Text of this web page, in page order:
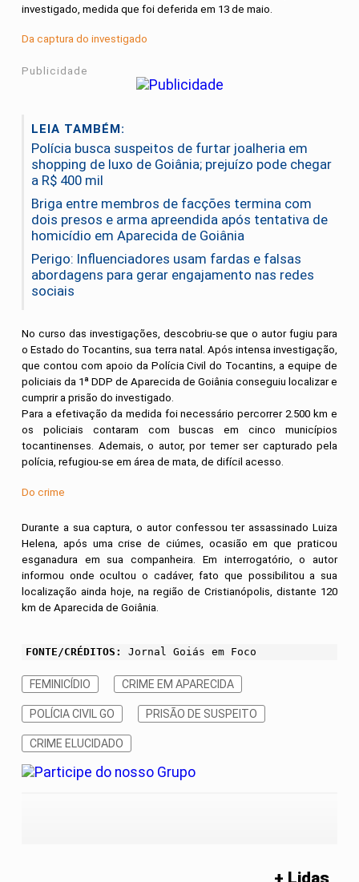
investigado, medida que foi deferida em 13 de maio.
Da captura do investigado
Publicidade
LEIA TAMBÉM:
Polícia busca suspeitos de furtar joalheria em
shopping de luxo de Goiânia; prejuízo pode chegar
a R$ 400 mil
Briga entre membros de facções termina com
dois presos e arma apreendida após tentativa de
homicídio em Aparecida de Goiânia
Perigo: Influenciadores usam fardas e falsas
abordagens para gerar engajamento nas redes
sociais
No curso das investigações, descobriu-se que o autor fugiu para
o Estado do Tocantins, sua terra natal. Após intensa investigação,
que contou com apoio da Polícia Civil do Tocantins, a equipe de
policiais da 1ª DDP de Aparecida de Goiânia conseguiu localizar e
cumprir a prisão do investigado.
Para a efetivação da medida foi necessário percorrer 2.500 km e
os policiais contaram com buscas em cinco municípios
tocantinenses. Ademais, o autor, por temer ser capturado pela
polícia, refugiou-se em área de mata, de difícil acesso.
Do crime
Durante a sua captura, o autor confessou ter assassinado Luiza
Helena, após uma crise de ciúmes, ocasião em que praticou
esganadura em sua companheira. Em interrogatório, o autor
informou onde ocultou o cadáver, fato que possibilitou a sua
localização ainda hoje, na região de Cristianópolis, distante 120
km de Aparecida de Goiânia.
FONTE/CRÉDITOS: Jornal Goiás em Foco
FEMINICÍDIO CRIME EM APARECIDA
POLÍCIA CIVIL GO PRISÃO DE SUSPEITO
CRIME ELUCIDADO